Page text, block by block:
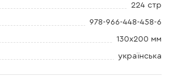
224 стр
978-966-448-458-6
130х200 мм
українська